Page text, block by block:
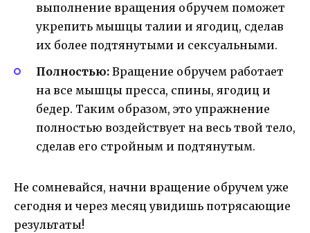
выполнение вращения обручем поможет
укрепить мышцы талии и ягодиц, сделав
их более подтянутыми и сексуальными.
Полностью: Вращение обручем работает
на все мышцы пресса, спины, ягодиц и
бедер. Таким образом, это упражнение
полностью воздействует на весь твой тело,
сделав его стройным и подтянутым.
Не сомневайся, начни вращение обручем уже
сегодня и через месяц увидишь потрясающие
результаты!